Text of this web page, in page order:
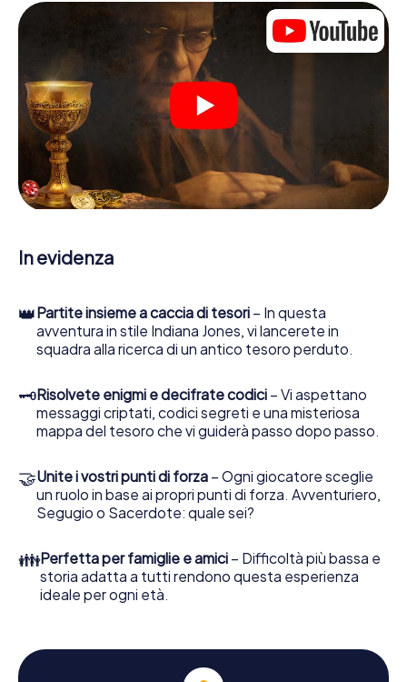
nostra caccia al tesoro a Alcantarilla c'è un ruolo adatto
per ogni giocatore.
Una volta assegnati i ruoli, può iniziare la caccia al tesoro
del thriller poliziesco a Alcantarilla: puoi decifrare codici
crittografati, risolvere complicati compiti logici e cercare
indizi, indizi in vari luoghi della città. Il suo smartphone è il
suo strumento di indagine più importante: la nostra app
web sviluppata appositamente le consente di interrogare
le persone di contatto ed esaminare stringhe
enigmatiche, la aiuta a raccogliere oggetti e la guida in
sicurezza per Alcantarilla.
Nel corso della caccia al tesoro a Alcantarilla, lei e il suo
team vi immergerete sempre più in profondità
In evidenza
👑Partite insieme a caccia di tesori – In questa
avventura in stile Indiana Jones, vi lancerete in
squadra alla ricerca di un antico tesoro perduto.
🗝Risolvete enigmi e decifrate codici – Vi aspettano
messaggi criptati, codici segreti e una misteriosa
mappa del tesoro che vi guiderà passo dopo passo.
🤝Unite i vostri punti di forza – Ogni giocatore sceglie
un ruolo in base ai propri punti di forza. Avventuriero,
Segugio o Sacerdote: quale sei?
👪Perfetta per famiglie e amici – Difficoltà più bassa e
storia adatta a tutti rendono questa esperienza
ideale per ogni età.